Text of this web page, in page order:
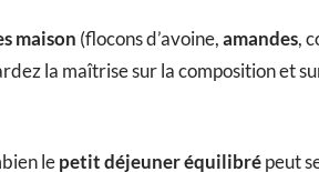
maison (flocons d’avoine,amandes,
la maîtrise sur la composition et
lepetit déjeuner équilibrépeut